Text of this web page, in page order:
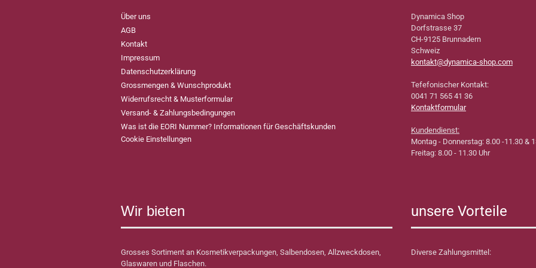
Über uns
AGB
Kontakt
Impressum
Datenschutzerklärung
Grossmengen & Wunschprodukt
Widerrufsrecht & Musterformular
Versand- & Zahlungsbedingungen
Was ist die EORI Nummer? Informationen für Geschäftskunden
Cookie Einstellungen
Dynamica Shop
Dorfstrasse 37
CH-9125 Brunnadern
Schweiz
kontakt@dynamica-shop.com
Tefefonischer Kontakt:
0041 71 565 41 36
Kontaktformular
Kundendienst:
Montag - Donnerstag: 8.00 -11.30 &
Freitag: 8.00 - 11.30 Uhr
Wir bieten
Grosses Sortiment an Kosmetikverpackungen, Salbendosen, Allzweckdosen,
Glaswaren und Flaschen.
unsere Vorteile
Diverse Zahlungsmittel: